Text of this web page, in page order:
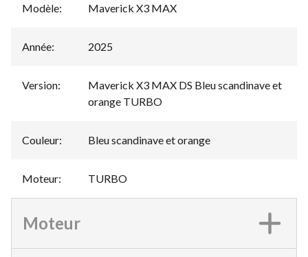
Modèle: Maverick X3 MAX
Année: 2025
Version:
Maverick X3 MAX DS Bleu scandinave et
orange TURBO
Couleur: Bleu scandinave et orange
Moteur: TURBO
Moteur